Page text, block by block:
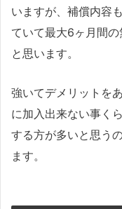
いますが、補償内容
ていて最大6ヶ月間
と思います。
強いてデメリットを
に加入出来ない事く
する方が多いと思う
ます。